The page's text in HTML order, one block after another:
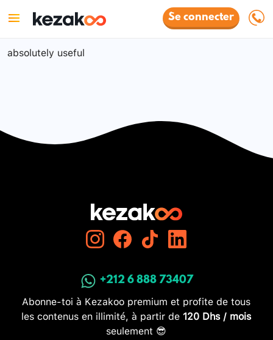
Se connecter
absolutely useful
+212 6 888 73407
Abonne-toi à Kezakoo premium et profite de tous
les contenus en illimité, à partir de 120 Dhs / mois
seulement 😎